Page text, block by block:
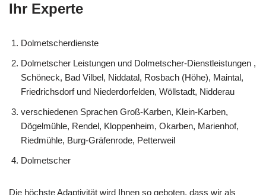
Ihr Experte
Dolmetscherdienste
Dolmetscher Leistungen und Dolmetscher-Dienstleistungen ,
Schöneck, Bad Vilbel, Niddatal, Rosbach (Höhe), Maintal,
Friedrichsdorf und Niederdorfelden, Wöllstadt, Nidderau
verschiedenen Sprachen Groß-Karben, Klein-Karben,
Dögelmühle, Rendel, Kloppenheim, Okarben, Marienhof,
Riedmühle, Burg-Gräfenrode, Petterweil
Dolmetscher
Die höchste Adaptivität wird Ihnen so geboten, dass wir als